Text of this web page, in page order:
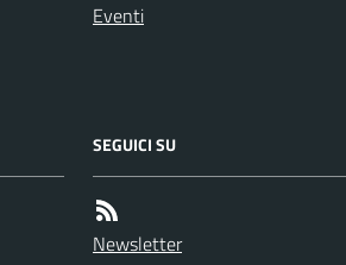
Eventi
SEGUICI SU
Newsletter